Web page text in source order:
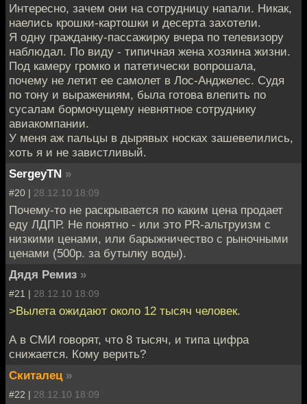
Интересно, зачем они на сотрудницу напали. Никак,
наелись крошки-картошки и десерта захотели.
Я одну гражданку-пассажирку вчера по телевизору
наблюдал. По виду - типичная жена хозяина жизни.
Под камеру громко и патетически вопрошала,
почему не летит ее самолет в Лос-Анджелес. Судя
по тону и выражениям, была готова влепить по
сусалам бормочущему невнятное сотруднику
авиакомпании.
У меня аж пальцы в дырявых носках зашевелились,
хоть я и не завистливый.
SergeyTN »
#20 | 28.12.10 18:09
Почему-то не раскрывается по каким цена продает
еду ЛДПР. Не понятно - или это PR-альтруизм с
низкими ценами, или барыжничество с рыночными
ценами (500р. за бутылку воды).
Дядя Ремиз »
#21 | 28.12.10 18:09
>Вылета ожидают около 12 тысяч человек.
А в СМИ говорят, что 8 тысяч, и типа цифра
снижается. Кому верить?
Скиталец »
#22 | 28.12.10 18:09